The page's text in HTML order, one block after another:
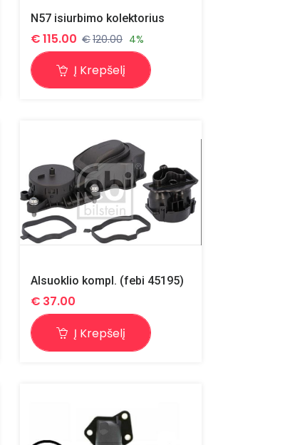
N57 isiurbimo kolektorius
€115.00 €120.00 4%
Į Krepšelį
Alsuoklio kompl. (febi 45195)
€ 37.00
Į Krepšelį